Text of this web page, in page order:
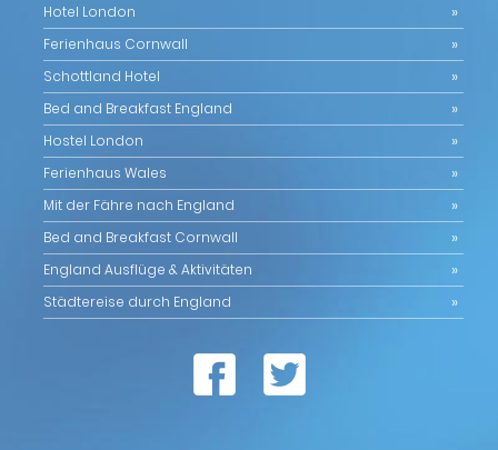
Hotel London
Ferienhaus Cornwall
Schottland Hotel
Bed and Breakfast England
Hostel London
Ferienhaus Wales
Mit der Fähre nach England
Bed and Breakfast Cornwall
England Ausflüge & Aktivitäten
Städtereise durch England